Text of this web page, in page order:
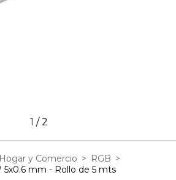
1 /2
y Comercio > RGB >
5x0.6 mm - Rollo de 5 mts